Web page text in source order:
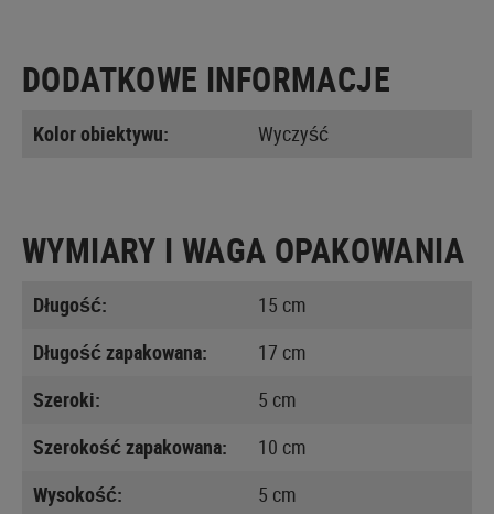
DODATKOWE INFORMACJE
Kolor obiektywu: Wyczyść
WYMIARY I WAGA OPAKOWANIA
Długość:
15 cm
Długość zapakowana:
17 cm
Szeroki:
5 cm
Szerokość zapakowana:
10 cm
Wysokość:
5 cm